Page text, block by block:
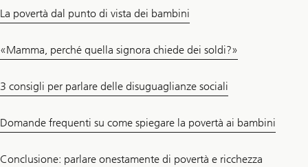
La povertà dal punto di vista dei bambini
«Mamma, perché quella signora chiede dei soldi?»
3 consigli per parlare delle disuguaglianze sociali
Domande frequenti su come spiegare la povertà ai bambini
Conclusione: parlare onestamente di povertà e ricchezza